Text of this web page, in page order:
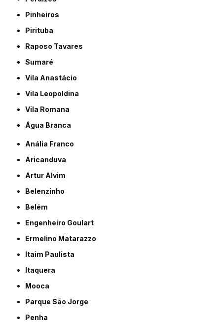
Pinheiros
Pirituba
Raposo Tavares
Sumaré
Vila Anastácio
Vila Leopoldina
Vila Romana
Água Branca
Anália Franco
Aricanduva
Artur Alvim
Belenzinho
Belém
Engenheiro Goulart
Ermelino Matarazzo
Itaim Paulista
Itaquera
Mooca
Parque São Jorge
Penha